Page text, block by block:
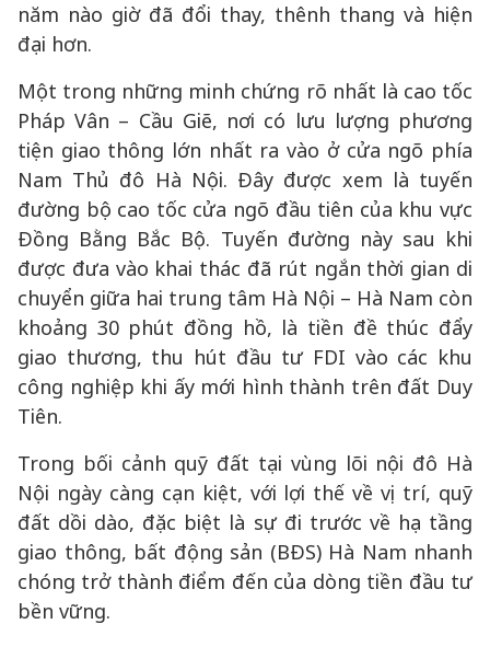
năm nào giờ đã đổi thay, thênh thang và hiện
đại hơn.
Một trong những minh chứng rõ nhất là cao tốc
Pháp Vân – Cầu Giẽ, nơi có lưu lượng phương
tiện giao thông lớn nhất ra vào ở cửa ngõ phía
Nam Thủ đô Hà Nội. Đây được xem là tuyến
đường bộ cao tốc cửa ngõ đầu tiên của khu vực
Đồng Bằng Bắc Bộ. Tuyến đường này sau khi
được đưa vào khai thác đã rút ngắn thời gian di
chuyển giữa hai trung tâm Hà Nội – Hà Nam còn
khoảng 30 phút đồng hồ, là tiền đề thúc đẩy
giao thương, thu hút đầu tư FDI vào các khu
công nghiệp khi ấy mới hình thành trên đất Duy
Tiên.
Trong bối cảnh quỹ đất tại vùng lõi nội đô Hà
Nội ngày càng cạn kiệt, với lợi thế về vị trí, quỹ
đất dồi dào, đặc biệt là sự đi trước về hạ tầng
giao thông, bất động sản (BĐS) Hà Nam nhanh
chóng trở thành điểm đến của dòng tiền đầu tư
bền vững.